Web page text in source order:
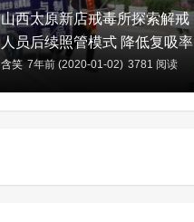
山西太原新店戒毒所探索解戒
人员后续照管模式 降低复吸率
含笑 7年前 (2020-01-02) 3781 阅读